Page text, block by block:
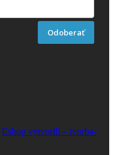
Odoberať
Eshop vytvorili – tvorba-